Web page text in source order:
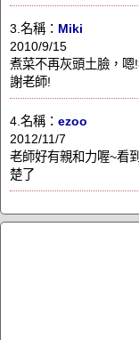
3.名稱： Miki
2010/9/15
煮菜不再灰頭土臉，
謝老師!
4.名稱： ezoo
2012/11/7
老師好有親和力喔~看
楚了